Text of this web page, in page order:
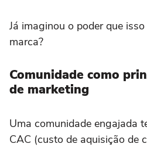
Já imaginou o poder que
marca?
Comunidade como
de marketing
Uma comunidade engajada
CAC (custo de aquisição de